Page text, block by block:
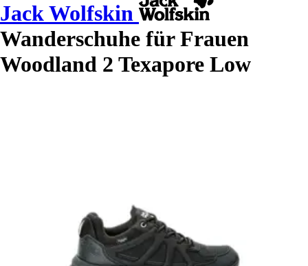
Jack Wolfskin
Wanderschuhe für Frauen
Woodland 2 Texapore Low